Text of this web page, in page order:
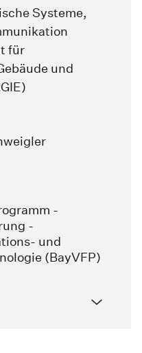
Systeme,
für
und
-
-
und
(BayVFP)